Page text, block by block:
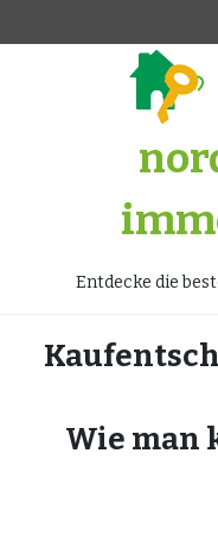
Entdecke die
Wie man